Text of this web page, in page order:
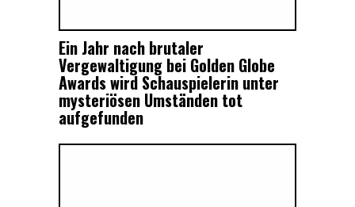
Ein Jahr nach brutaler
Vergewaltigung bei Golden Globe
Awards wird Schauspielerin unter
mysteriösen Umständen tot
aufgefunden